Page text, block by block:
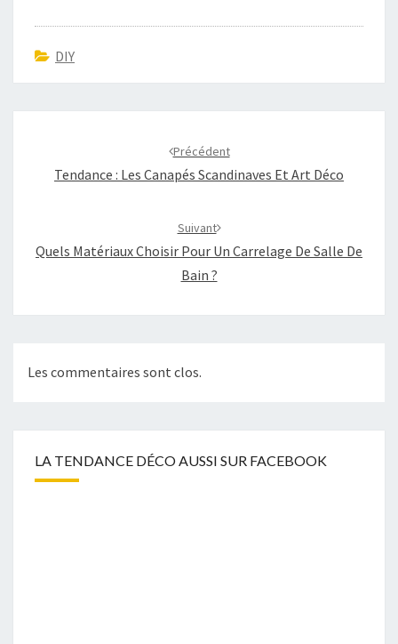
DIY
Précédent
Tendance : Les Canapés Scandinaves Et Art Déco
Suivant
Quels Matériaux Choisir Pour Un Carrelage De Salle De
Bain ?
Les commentaires sont clos.
LA TENDANCE DÉCO AUSSI SUR FACEBOOK